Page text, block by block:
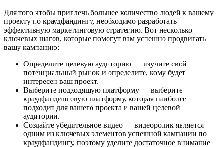
Для того чтобы привлечь большее количество людей к вашему
проекту по краудфандингу, необходимо разработать
эффективную маркетинговую стратегию. Вот несколько
ключевых шагов, которые помогут вам успешно продвигать
вашу кампанию:
Определите целевую аудиторию — изучите свой
потенциальный рынок и определите, кому будет
интересен ваш проект.
Выберите подходящую платформу — выберите
краудфандинговую платформу, которая наиболее
подходит для вашего проекта и вашей целевой
аудитории.
Создайте убедительное видео — видеоролик является
одним из ключевых элементов успешной кампании по
краудфандингу, поэтому уделите достаточное внимание